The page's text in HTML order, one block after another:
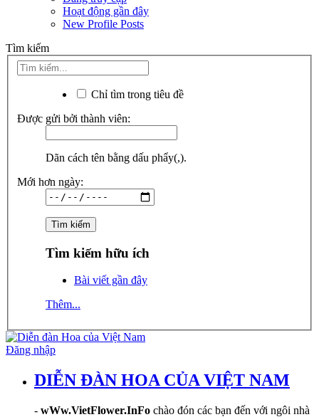
Hoạt động gần đây
New Profile Posts
Tìm kiếm
Chỉ tìm trong tiêu đề
Được gửi bởi thành viên:
Dãn cách tên bằng dấu phẩy(,).
Mới hơn ngày:
Tìm kiếm hữu ích
Bài viết gần đây
Thêm...
Đăng nhập
DIỄN ĐÀN HOA CỦA VIỆT NAM
- wWw.VietFlower.InFo chào đón các bạn đến với ngôi nhà